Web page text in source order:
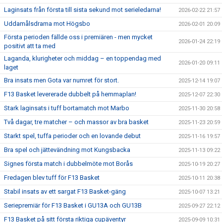
Laginsats från första till sista sekund mot serieledarna! 2026-02-22 21:57
Uddamålsdrama mot Högsbo 2026-02-01 20:09
Första perioden fällde oss i premiären - men mycket
positivt att ta med
2026-01-24 22:19
Laganda, klurigheter och middag – en toppendag med
laget
2026-01-20 09:11
Bra insats men Gota var numret för stort. 2025-12-14 19:07
F13 Basket levererade dubbelt på hemmaplan! 2025-12-07 22:30
Stark laginsats i tuff bortamatch mot Marbo 2025-11-30 20:58
Två dagar, tre matcher – och massor av bra basket 2025-11-23 20:59
Starkt spel, tuffa perioder och en lovande debut 2025-11-16 19:57
Bra spel och jättevändning mot Kungsbacka 2025-11-13 09:22
Signes första match i dubbelmöte mot Borås 2025-10-19 20:27
Fredagen blev tuff för F13 Basket 2025-10-11 20:38
Stabil insats av ett sargat F13 Basket-gäng 2025-10-07 13:21
Seriepremiär för F13 Basket i GU13A och GU13B 2025-09-27 22:12
F13 Basket på sitt första riktiga cupäventyr 2025-09-09 10:31